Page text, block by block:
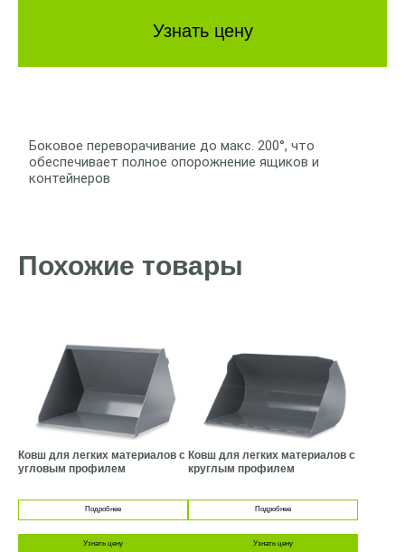
Узнать цену
Боковое переворачивание до макс. 200°, что
обеспечивает полное опорожнение ящиков и
контейнеров
Похожие товары
Ковш для легких материалов с
угловым профилем
Подробнее
Узнать цену
Ковш для легких материалов с
круглым профилем
Подробнее
Узнать цену